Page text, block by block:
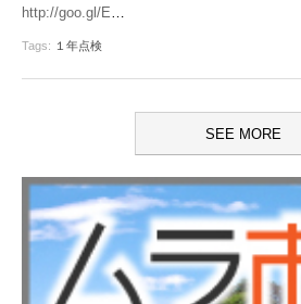
http://goo.gl/E
Tags: １年点検
SEE MORE